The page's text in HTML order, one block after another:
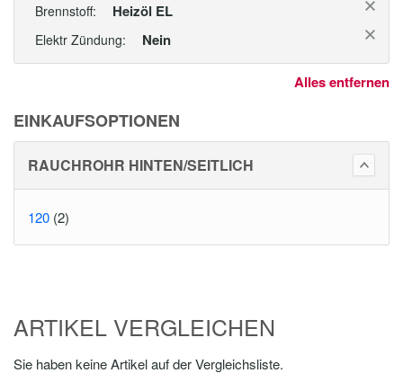
Brennstoff: Heizöl EL
Elektr Zündung: Nein
Alles entfernen
EINKAUFSOPTIONEN
RAUCHROHR HINTEN/SEITLICH
120 (2)
ARTIKEL VERGLEICHEN
Sie haben keine Artikel auf der Vergleichsliste.